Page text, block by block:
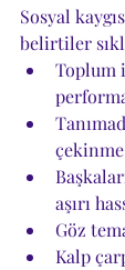
Sosyal
belirtiler
Toplum
aşırı
Göz
Kalp